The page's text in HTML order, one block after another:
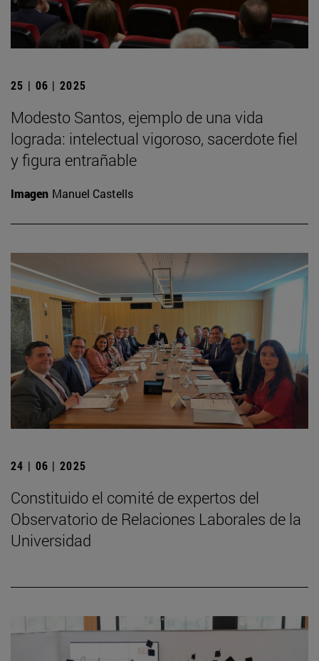
25 | 06 | 2025
Modesto Santos, ejemplo de una vida
lograda: intelectual vigoroso, sacerdote fiel
y figura entrañable
Imagen Manuel Castells
24 | 06 | 2025
Constituido el comité de expertos del
Observatorio de Relaciones Laborales de la
Universidad